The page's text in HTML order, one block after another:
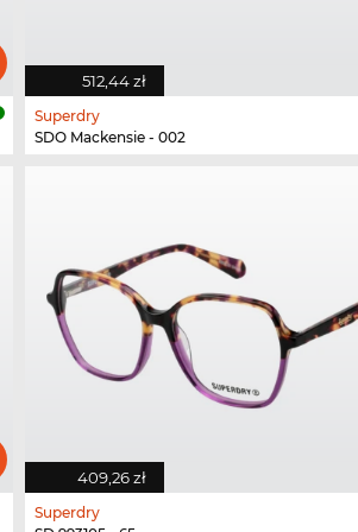
512,44 zł
Superdry
SDO Mackensie - 002
409,26 zł
Superdry